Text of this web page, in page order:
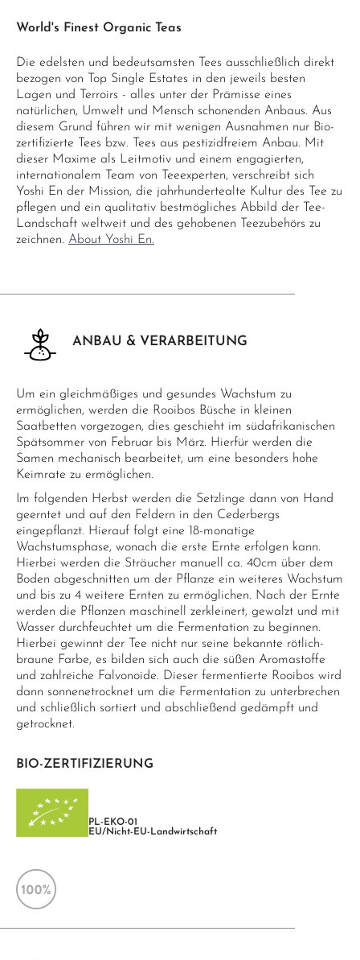
World's Finest Organic Teas
Die edelsten und bedeutsamsten Tees ausschließlich direkt
bezogen von Top Single Estates in den jeweils besten
Lagen und Terroirs - alles unter der Prämisse eines
natürlichen, Umwelt und Mensch schonenden Anbaus. Aus
diesem Grund führen wir mit wenigen Ausnahmen nur Bio-
zertifizierte Tees bzw. Tees aus pestizidfreiem Anbau. Mit
dieser Maxime als Leitmotiv und einem engagierten,
internationalem Team von Teeexperten, verschreibt sich
Yoshi En der Mission, die jahrhundertealte Kultur des Tee zu
pflegen und ein qualitativ bestmögliches Abbild der Tee-
Landschaft weltweit und des gehobenen Teezubehörs zu
zeichnen. About Yoshi En.
ANBAU & VERARBEITUNG
Um ein gleichmäßiges und gesundes Wachstum zu
ermöglichen, werden die Rooibos Büsche in kleinen
Saatbetten vorgezogen, dies geschieht im südafrikanischen
Spätsommer von Februar bis März. Hierfür werden die
Samen mechanisch bearbeitet, um eine besonders hohe
Keimrate zu ermöglichen.
Im folgenden Herbst werden die Setzlinge dann von Hand
geerntet und auf den Feldern in den Cederbergs
eingepflanzt. Hierauf folgt eine 18-monatige
Wachstumsphase, wonach die erste Ernte erfolgen kann.
Hierbei werden die Sträucher manuell ca. 40cm über dem
Boden abgeschnitten um der Pflanze ein weiteres Wachstum
und bis zu 4 weitere Ernten zu ermöglichen. Nach der Ernte
werden die Pflanzen maschinell zerkleinert, gewalzt und mit
Wasser durchfeuchtet um die Fermentation zu beginnen.
Hierbei gewinnt der Tee nicht nur seine bekannte rötlich-
braune Farbe, es bilden sich auch die süßen Aromastoffe
und zahlreiche Falvonoide. Dieser fermentierte Rooibos wird
dann sonnenetrocknet um die Fermentation zu unterbrechen
und schließlich sortiert und abschließend gedämpft und
getrocknet.
BIO-ZERTIFIZIERUNG
PL-EKO-01
EU/Nicht-EU-Landwirtschaft